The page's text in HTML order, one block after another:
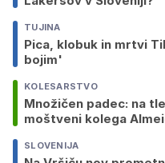
TUJINA
Pica, klobuk in mrtvi
bojim'
KOLESARSTVO
Množičen padec: na
moštveni kolega
SLOVENIJA